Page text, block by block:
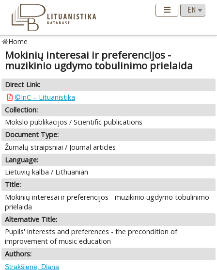
Home
Mokinių interesai ir preferencijos -
muzikinio ugdymo tobulinimo prielaida
Direct Link:
©InC – Lituanistika
Collection:
Mokslo publikacijos / Scientific publications
Document Type:
Žurnalų straipsniai / Journal articles
Language:
Lietuvių kalba / Lithuanian
Title:
Mokinių interesai ir preferencijos - muzikinio ugdymo tobulinimo
prielaida
Alternative Title:
Pupils' interests and preferences - the precondition of
improvement of music education
Authors:
Strakšienė, Diana